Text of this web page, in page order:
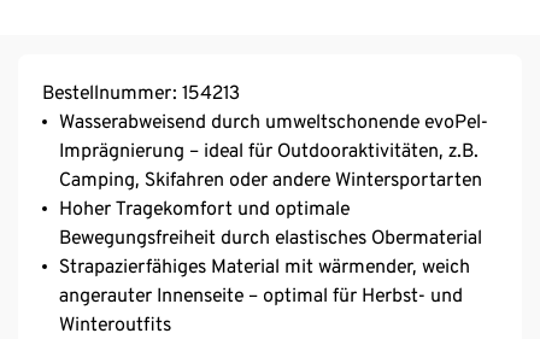
Bestellnummer: 154213
Wasserabweisend durch umweltschonende evoPel-
Imprägnierung – ideal für Outdooraktivitäten, z.B.
Camping, Skifahren oder andere Wintersportarten
Hoher Tragekomfort und optimale
Bewegungsfreiheit durch elastisches Obermaterial
Strapazierfähiges Material mit wärmender, weich
angerauter Innenseite – optimal für Herbst- und
Winteroutfits